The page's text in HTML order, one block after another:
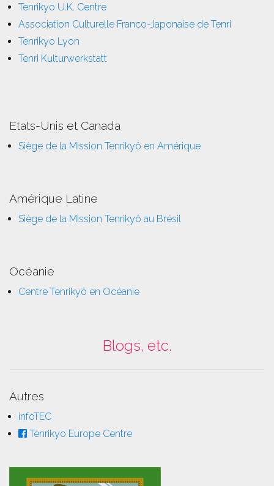
Tenrikyo U.K. Centre
Association Culturelle Franco-Japonaise de Tenri
Tenrikyo Lyon
Tenri Kulturwerkstatt
Etats-Unis et Canada
Siège de la Mission Tenrikyô en Amérique
Amérique Latine
Siège de la Mission Tenrikyô au Brésil
Océanie
Centre Tenrikyô en Océanie
Blogs, etc.
Autres
infoTEC
Tenrikyo Europe Centre